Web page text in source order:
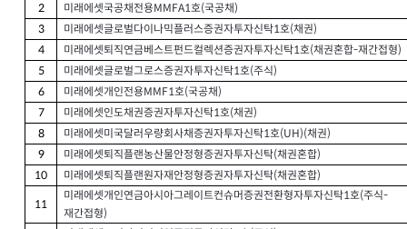
2
미래에셋국공채전용MMFA1호(국공채)
3
미래에셋글로벌다이나믹플러스증권자투자신탁1호(채권)
4
미래에셋퇴직연금베스트펀드컬렉션증권자투자신탁1호(채권혼합-재간접형)
5
미래에셋글로벌그로스증권자투자신탁1호(주식)
6
미래에셋개인전용MMF1호(국공채)
7
미래에셋인도채권증권자투자신탁1호(채권)
8
미래에셋미국달러우량회사채증권자투자신탁1호(UH)(채권)
9
미래에셋퇴직플랜농산물안정형증권자투자신탁(채권혼합)
10
미래에셋퇴직플랜원자재안정형증권자투자신탁(채권혼합)
11
미래에셋개인연금아시아그레이트컨슈머증권전환형자투자신탁1호(주식-
재간접형)